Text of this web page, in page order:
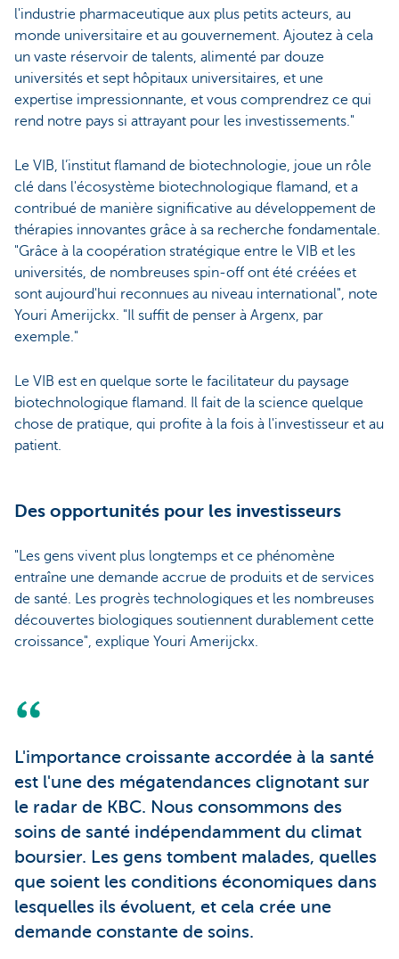
l'industrie pharmaceutique aux plus petits acteurs, au
monde universitaire et au gouvernement. Ajoutez à cela
un vaste réservoir de talents, alimenté par douze
universités et sept hôpitaux universitaires, et une
expertise impressionnante, et vous comprendrez ce qui
rend notre pays si attrayant pour les investissements."
Le VIB, l’institut flamand de biotechnologie, joue un rôle
clé dans l'écosystème biotechnologique flamand, et a
contribué de manière significative au développement de
thérapies innovantes grâce à sa recherche fondamentale.
"Grâce à la coopération stratégique entre le VIB et les
universités, de nombreuses spin-off ont été créées et
sont aujourd'hui reconnues au niveau international", note
Youri Amerijckx. "Il suffit de penser à Argenx, par
exemple."
Le VIB est en quelque sorte le facilitateur du paysage
biotechnologique flamand. Il fait de la science quelque
chose de pratique, qui profite à la fois à l'investisseur et au
patient.
Des opportunités pour les investisseurs
"Les gens vivent plus longtemps et ce phénomène
entraîne une demande accrue de produits et de services
de santé. Les progrès technologiques et les nombreuses
découvertes biologiques soutiennent durablement cette
croissance", explique Youri Amerijckx.
L'importance croissante accordée à la santé
est l'une des mégatendances clignotant sur
le radar de KBC. Nous consommons des
soins de santé indépendamment du climat
boursier. Les gens tombent malades, quelles
que soient les conditions économiques dans
lesquelles ils évoluent, et cela crée une
demande constante de soins.